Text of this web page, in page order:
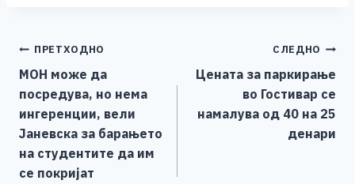
b
o
o
k
n
g
er
A Li
n
k
Навигација
на
напис
ПРЕТХОДНО
МОН може да
посредува, но нема
ингеренции, вели
Јаневска за барањето
на студентите да им
се покријат
СЛЕДНО
Цената за паркирање
во Гостивар се
намалува од 40 на 25
денари